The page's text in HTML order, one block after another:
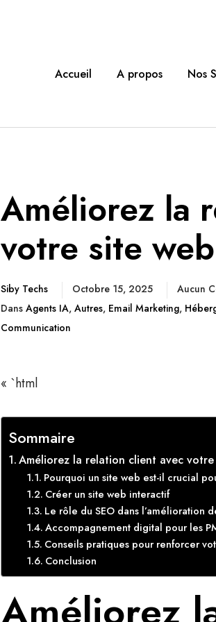
Accueil A propos Nos
Améliorez la
votre site
Siby Techs Octobre 15, 2025
Aucun
Dans Agents IA, Autres, Email Marketing,
Communication
« `html
Sommaire
Améliorez la relation client avec
Pourquoi un site web est-il crucial
Créer un site web interactif
Le rôle du SEO dans l’amélioration
Accompagnement digital pour les
Conseils pratiques pour renforcer
Conclusion